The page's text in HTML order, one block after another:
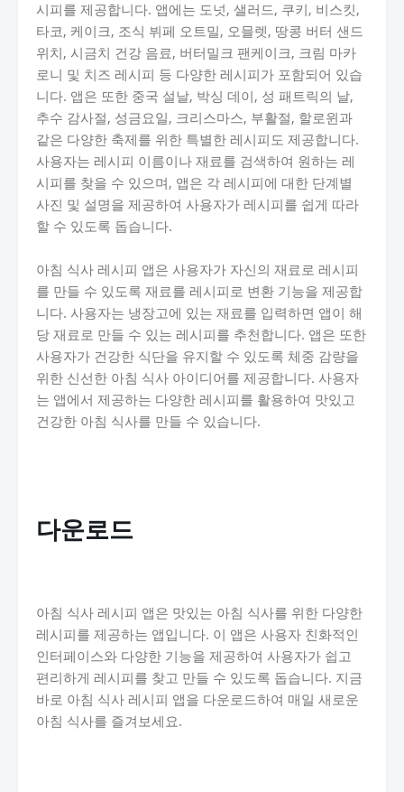
시피를 제공합니다. 앱에는 도넛, 샐러드, 쿠키, 비스킷,
타코, 케이크, 조식 뷔페 오트밀, 오믈렛, 땅콩 버터 샌드
위치, 시금치 건강 음료, 버터밀크 팬케이크, 크림 마카
로니 및 치즈 레시피 등 다양한 레시피가 포함되어 있습
니다. 앱은 또한 중국 설날, 박싱 데이, 성 패트릭의 날,
추수 감사절, 성금요일, 크리스마스, 부활절, 할로윈과
같은 다양한 축제를 위한 특별한 레시피도 제공합니다.
사용자는 레시피 이름이나 재료를 검색하여 원하는 레
시피를 찾을 수 있으며, 앱은 각 레시피에 대한 단계별
사진 및 설명을 제공하여 사용자가 레시피를 쉽게 따라
할 수 있도록 돕습니다.
아침 식사 레시피 앱은 사용자가 자신의 재료로 레시피
를 만들 수 있도록 재료를 레시피로 변환 기능을 제공합
니다. 사용자는 냉장고에 있는 재료를 입력하면 앱이 해
당 재료로 만들 수 있는 레시피를 추천합니다. 앱은 또한
사용자가 건강한 식단을 유지할 수 있도록 체중 감량을
위한 신선한 아침 식사 아이디어를 제공합니다. 사용자
는 앱에서 제공하는 다양한 레시피를 활용하여 맛있고
건강한 아침 식사를 만들 수 있습니다.
다운로드
아침 식사 레시피 앱은 맛있는 아침 식사를 위한 다양한
레시피를 제공하는 앱입니다. 이 앱은 사용자 친화적인
인터페이스와 다양한 기능을 제공하여 사용자가 쉽고
편리하게 레시피를 찾고 만들 수 있도록 돕습니다. 지금
바로 아침 식사 레시피 앱을 다운로드하여 매일 새로운
아침 식사를 즐겨보세요.